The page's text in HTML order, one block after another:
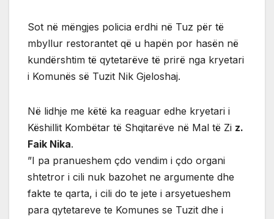
Sot në mëngjes policia erdhi në Tuz për të
mbyllur restorantet që u hapën por hasën në
kundërshtim të qytetarëve të prirë nga kryetari
i Komunës së Tuzit Nik Gjeloshaj.
Në lidhje me këtë ka reaguar edhe kryetari i
Këshillit Kombëtar të Shqitarëve në Mal të Zi z.
Faik Nika.
”I pa pranueshem çdo vendim i çdo organi
shtetror i cili nuk bazohet ne argumente dhe
fakte te qarta, i cili do te jete i arsyetueshem
para qytetareve te Komunes se Tuzit dhe i